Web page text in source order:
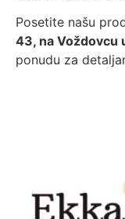
Posetite našu
43, na Voždovcu
ponudu za